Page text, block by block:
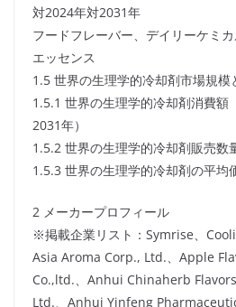
対2024年対2031年
フードフレーバー、デイリーケミ
エッセンス
1.5 世界の生理学的冷却剤市場規模
1.5.1 世界の生理学的冷却剤消費額
2031年）
1.5.2 世界の生理学的冷却剤販売数
1.5.3 世界の生理学的冷却剤の平均
2 メーカープロフィール
※掲載企業リスト：Symrise、
Asia Aroma Corp., Ltd.、Apple
Co.,ltd.、Anhui Chinaherb
Ltd.、Anhui Yinfeng